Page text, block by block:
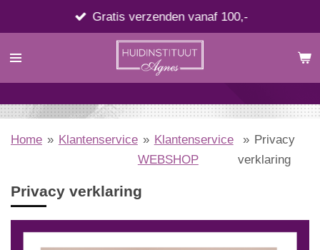
direct
naar
Gratis verzenden vanaf 100,-
Home » Klantenservice » Klantenservice
WEBSHOP
» Privacy
verklaring
Privacy verklaring